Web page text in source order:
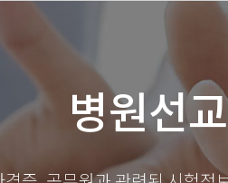
병원선